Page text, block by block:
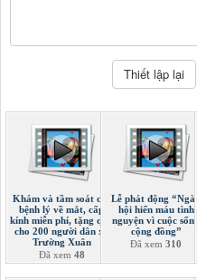
Khám và tầm soát các
bệnh lý về mắt, cấp
kính miễn phí, tặng quà
cho 200 người dân xã
Trường Xuân
Đã xem 48
Lễ phát động “Ngày
hội hiến máu tình
nguyện vì cuộc sống
cộng đồng”
Đã xem310